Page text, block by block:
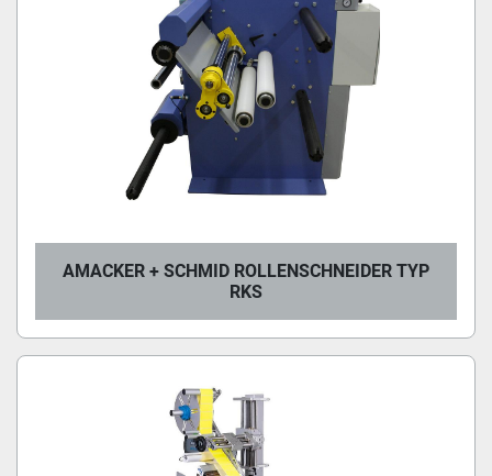
AMACKER + SCHMID ROLLENSCHNEIDER TYP
RKS